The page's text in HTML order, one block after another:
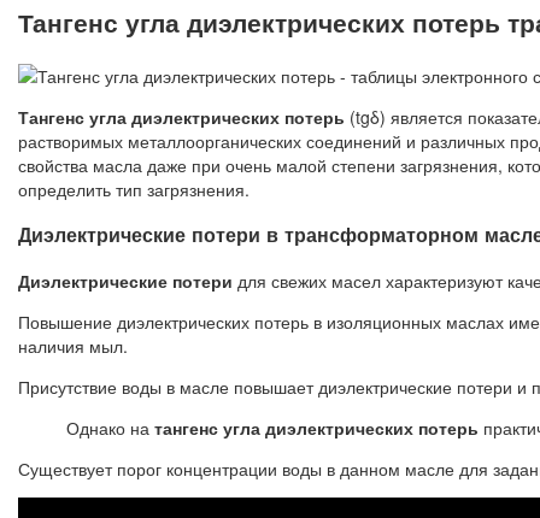
Тангенс угла диэлектрических потерь
Тангенс угла диэлектрических потерь (tgδ) является
растворимых металлоорганических соединений и различных
свойства масла даже при очень малой степени загрязнения,
определить тип загрязнения.
Диэлектрические потери в трансформаторном
Диэлектрические потери для свежих масел характеризуют
Повышение диэлектрических потерь в изоляционных маслах
наличия мыл.
Присутствие воды в масле повышает диэлектрические потери
Однако на тангенс угла диэлектрических потерь
Существует порог концентрации воды в данном масле для